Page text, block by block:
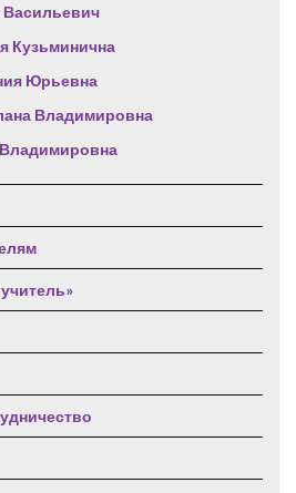
Кузьминична
Юрьевна
Владимировна